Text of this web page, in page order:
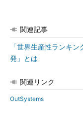
関連記事
「世界生産性ランキ
発」とは
関連リンク
OutSystems